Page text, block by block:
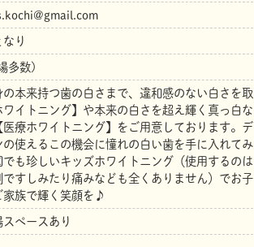
り
多数)
の本来持つ歯の白さまで、違和感のない白さを取
ワイトニング】や本来の白さを超え輝く真っ白な
療ホワイトニング】をご用意しております。デ
の使えるこの機会に憧れの白い歯を手に入れてみ
でも珍しいキッズホワイトニング（使用するのは
ですしみたり痛みなども全くありません）でお子
家族で輝く笑顔を♪
スぺースあり